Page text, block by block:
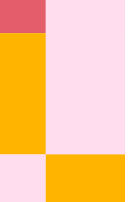
de usuario